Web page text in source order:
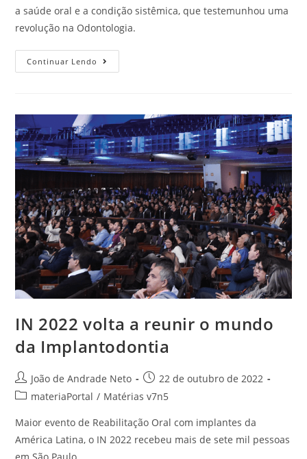
a saúde oral e a condição sistêmica, que testemunhou uma
revolução na Odontologia.
Continuar Lendo
IN 2022 volta a reunir o mundo
da Implantodontia
João de Andrade Neto
22 de outubro de 2022
materiaPortal / Matérias v7n5
Maior evento de Reabilitação Oral com implantes da
América Latina, o IN 2022 recebeu mais de sete mil pessoas